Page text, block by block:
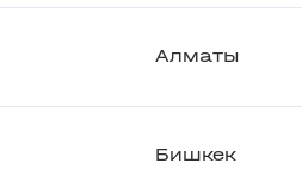
Алматы
Бишкек